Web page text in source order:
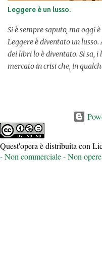
situazione tutt'altro che
di mettere mano alla
abitudini in paese, come
raccoglievano le persone a
Leggere è un lusso.
Si è sempre saputo, ma oggi
Leggere è diventato un
dei libri lo è diventato. Si sa, i
mercato in crisi che, in
umanamente – invece
anche dei ceti meno abbienti.
l'integrazione e sicuramente
persone che vogliono
vivere con i libri a portata di
Quest'opera è distribuita con
- Non commerciale - Non